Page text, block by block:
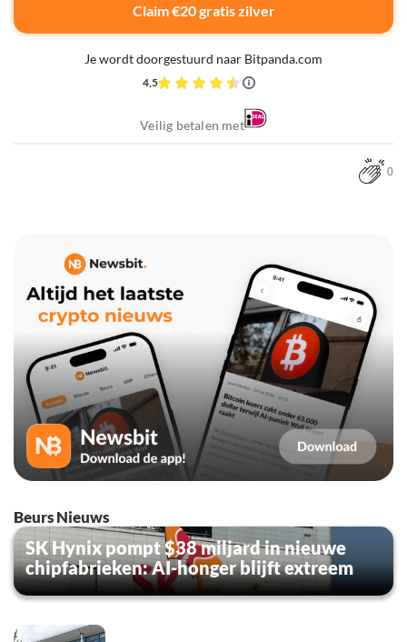
Claim €20 gratis zilver
Je wordt doorgestuurd naar Bitpanda.com
4,5
Veilig betalen met
0
Beurs Nieuws
SK Hynix pompt $38 miljard in nieuwe
chipfabrieken: AI-honger blijft extreem